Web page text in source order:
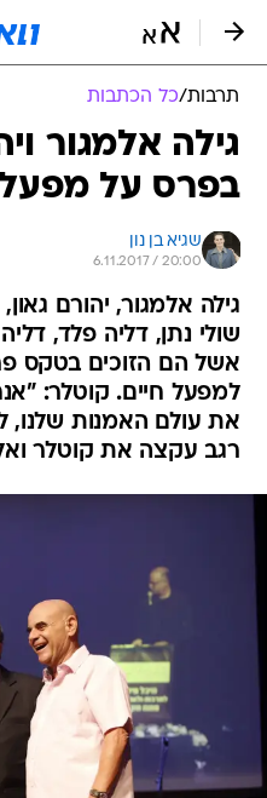
תרבות/כל הכתבות
גילה אלמגור
בפרס על
שגיא בן נון
6.11.2017 / 20:00
גילה אלמגור, יהורם
שולי נתן, דליה פלד, דליה
אשל הם הזוכים בטקס
למפעל חיים. קוטלר:
את עולם האמנות
רגב עקצה את קוטלר